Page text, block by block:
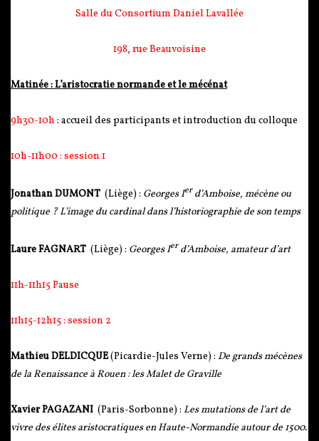
Salle du Consortium Daniel Lavallée
198, rue Beauvoisine
Matinée : L’aristocratie normande et le mécénat
9h30-10h : accueil des participants et introduction du colloque
10h-11h00 : session 1
Jonathan DUMONT (Liège) : Georges Ierd’Amboise, mécène ou
politique ? L’image du cardinal dans l’historiographie de son temps
Laure FAGNART (Liège) : Georges Ierd’Amboise, amateur d’art
11h-11h15 Pause
11h15-12h15 : session 2
Mathieu DELDICQUE(Picardie-Jules Verne) : De grands mécènes
de la Renaissance à Rouen : les Malet de Graville
Xavier PAGAZANI (Paris-Sorbonne) : Les mutations de l’art de
vivre des élites aristocratiques en Haute-Normandie autour de 1500.